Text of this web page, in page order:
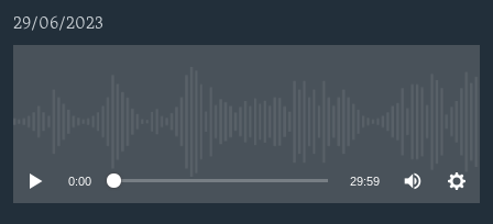
Lanjut
ke
Bahasa-bahasa
29/06/2023
0:00 29:59